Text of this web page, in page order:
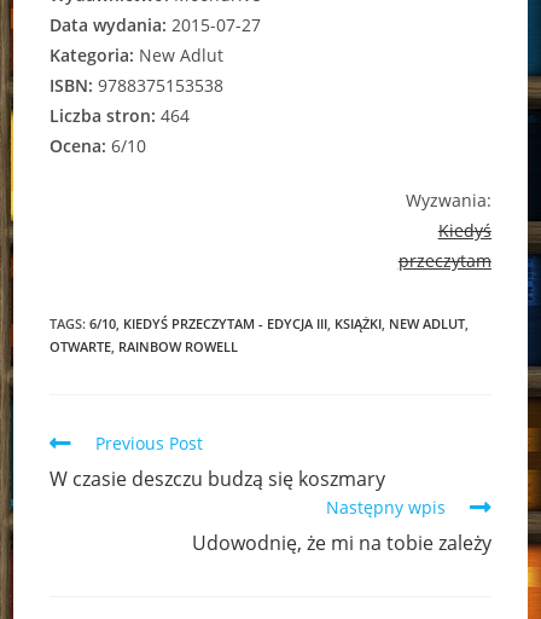
Data wydania: 2015-07-27
Kategoria: New Adlut
ISBN: 9788375153538
Liczba stron: 464
Ocena: 6/10
Wyzwania:
Kiedyś
przeczytam
TAGS:6/10 KIEDYŚ PRZECZYTAM - EDYCJA III KSIĄŻKI NEW ADLUT
OTWARTE RAINBOW ROWELL
Read
articles
Previous Post
W czasie deszczu budzą się koszmary
Następny wpis
Udowodnię, że mi na tobie zależy